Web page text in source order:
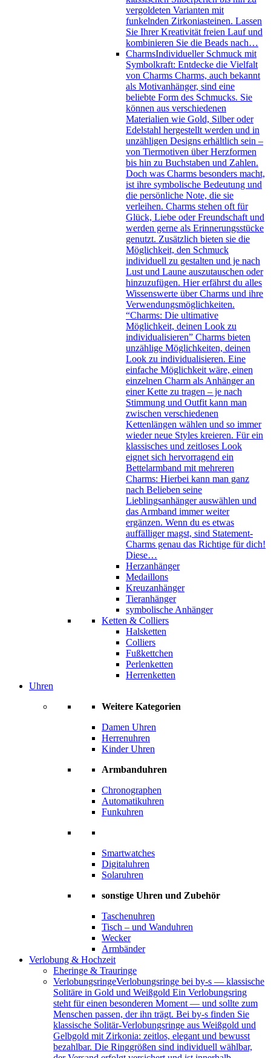
vergoldeten Varianten mit
funkelnden Zirkoniasteinen. Lassen
Sie Ihrer Kreativität freien Lauf und
kombinieren Sie die Beads nach…
CharmsIndividueller Schmuck mit
Symbolkraft: Entdecke die Vielfalt
von Charms Charms, auch bekannt
als Motivanhänger, sind eine
beliebte Form des Schmucks. Sie
können aus verschiedenen
Materialien wie Gold, Silber oder
Edelstahl hergestellt werden und in
unzähligen Designs erhältlich sein –
von Tiermotiven über Herzformen
bis hin zu Buchstaben und Zahlen.
Doch was Charms besonders macht,
ist ihre symbolische Bedeutung und
die persönliche Note, die sie
verleihen. Charms stehen oft für
Glück, Liebe oder Freundschaft und
werden gerne als Erinnerungsstücke
genutzt. Zusätzlich bieten sie die
Möglichkeit, den Schmuck
individuell zu gestalten und je nach
Lust und Laune auszutauschen oder
hinzuzufügen. Hier erfährst du alles
Wissenswerte über Charms und ihre
Verwendungsmöglichkeiten.
“Charms: Die ultimative
Möglichkeit, deinen Look zu
individualisieren” Charms bieten
unzählige Möglichkeiten, deinen
Look zu individualisieren. Eine
einfache Möglichkeit wäre, einen
einzelnen Charm als Anhänger an
einer Kette zu tragen – je nach
Stimmung und Outfit kann man
zwischen verschiedenen
Kettenlängen wählen und so immer
wieder neue Styles kreieren. Für ein
klassisches und zeitloses Look
eignet sich hervorragend ein
Bettelarmband mit mehreren
Charms: Hierbei kann man ganz
nach Belieben seine
Lieblingsanhänger auswählen und
das Armband immer weiter
ergänzen. Wenn du es etwas
auffälliger magst, sind Statement-
Charms genau das Richtige für dich!
Diese…
Herzanhänger
Medaillons
Kreuzanhänger
Tieranhänger
symbolische Anhänger
Ketten & Colliers
Halsketten
Colliers
Fußkettchen
Perlenketten
Herrenketten
Uhren
Weitere Kategorien
Damen Uhren
Herrenuhren
Kinder Uhren
Armbanduhren
Chronographen
Automatikuhren
Funkuhren
Smartwatches
Digitaluhren
Solaruhren
sonstige Uhren und Zubehör
Taschenuhren
Tisch – und Wanduhren
Wecker
Armbänder
Verlobung & Hochzeit
Eheringe & Trauringe
VerlobungsringeVerlobungsringe bei by-s — klassische
Solitäre in Gold und Weißgold Ein Verlobungsring
steht für einen besonderen Moment — und sollte zum
Menschen passen, der ihn trägt. Bei by-s finden Sie
klassische Solitär-Verlobungsringe aus Weißgold und
Gelbgold mit Zirkonia: zeitlos, elegant und bewusst
bezahlbar. Die Ringgrößen sind individuell wählbar,